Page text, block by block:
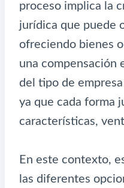
proceso implica la
jurídica que puede
ofreciendo bienes
una compensación
del tipo de
ya que cada forma
características,
En este contexto,
las diferentes